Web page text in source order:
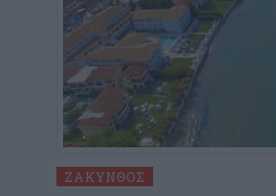
ΖΆΚΥΝΘΟΣ